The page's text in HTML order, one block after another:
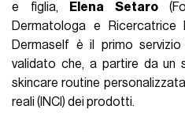
e figlia,
Elena Setaro
Dermatologa e Ricercatrice
Dermaself è il primo servizio
validato che, a partire da un
skincare routine
reali (INCI) dei prodotti.